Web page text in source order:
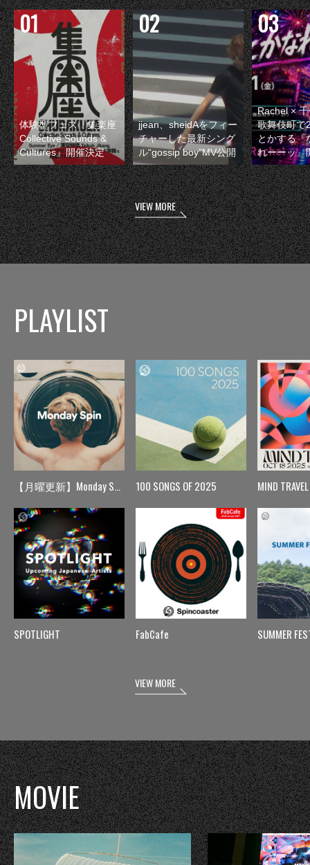
体験型フェス『集楽座
Collective Sounds &
Cultures』開催決定
jjean、sheidAをフィー
チャーした最新シング
ル“gossip boy”MV公開
Rachel ×
歌舞伎町で
とかする『
れーーッ』
VIEW MORE
PLAYLIST
【月曜更新】Monday Spin
SPOTLIGHT
100 SONGS OF 2025
FabCafe
MIND TRAVEL
SUMMER
VIEW MORE
MOVIE